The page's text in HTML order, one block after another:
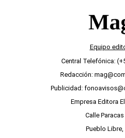
Equipo
Central Telefónica:
Redacción:
Publicidad:
Empresa Editora
Calle
Pueblo Libre,